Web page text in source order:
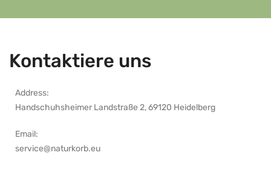
Kontaktiere uns
Address:
Handschuhsheimer Landstraße 2, 69120 Heidelberg
Email:
service@naturkorb.eu